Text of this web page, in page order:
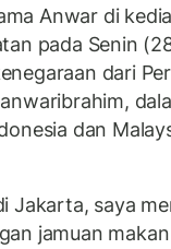
Anwar di
pada Senin
dari
dan
Jakarta, saya
jamuan